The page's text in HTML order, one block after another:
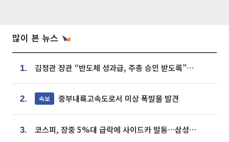
많이 본 뉴스
1. 김정관 장관 “반도체 성과급, 주총 승인 받도록”…상법·자본시장법 개정 시사
2. 속보 중부내륙고속도로서 미상 폭발물 발견
3. 코스피, 장중 5%대 급락에 사이드카 발동…삼성·SK 동반 폭락